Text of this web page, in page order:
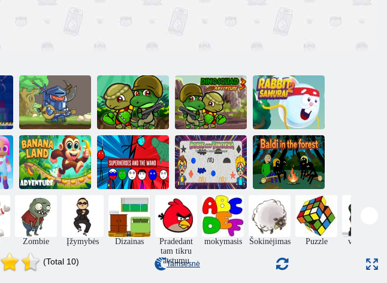
Riteris su meile
„Dino Squad
Adventure“
„Dino Squad
Adventure 3“
Triušio
samurajai 2
Bananų žemės
Superherojai ir
lazdelė
Borisas ir
Timokha
Baldi miške
Zombie Įžymybės Dizainas
Pradedant
tam tikru
atstumu
mokymasis Šokinėjimas Puzzle veiksmas
(Total 10) Tamsesnė